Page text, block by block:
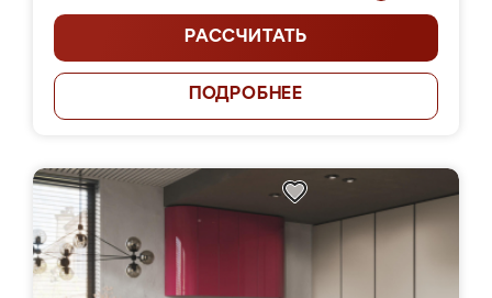
РАССЧИТАТЬ
ПОДРОБНЕЕ